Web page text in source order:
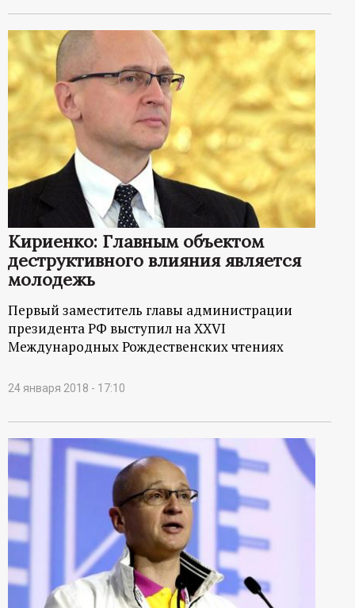
Кириенко: Главным объектом
деструктивного влияния является
молодежь
Первый заместитель главы администрации
президента РФ выступил на XXVI
Международных Рождественских чтениях
24 января 2018 - 17:10